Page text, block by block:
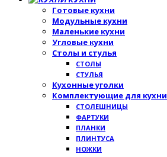
Готовые кухни
Модульные кухни
Маленькие кухни
Угловые кухни
Столы и стулья
СТОЛЫ
СТУЛЬЯ
Кухонные уголки
Комплектующие для кухни
СТОЛЕШНИЦЫ
ФАРТУКИ
ПЛАНКИ
ПЛИНТУСА
НОЖКИ